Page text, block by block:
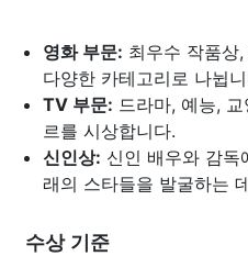
영화 부문: 최우수 작품상
다양한 카테고리로 나뉩
TV 부문: 드라마, 예능,
르를 시상합니다.
신인상: 신인 배우와 감독
래의 스타들을 발굴하는
수상 기준